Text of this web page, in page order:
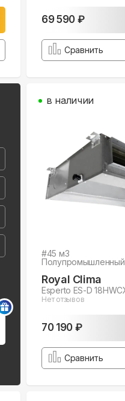
69 590 ₽
Сравнить
#45 м3
Royal Clima
Esperto ES-D
Нет отзывов
70 190 ₽
в наличии
Сравнить